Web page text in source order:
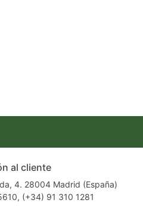
al cliente
4. 28004 Madrid (España)
(+34) 91 310 1281